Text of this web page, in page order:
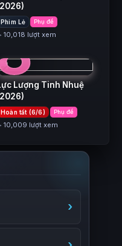
Phim Lẻ Phụ đề
10,018 lượt xem
Lượng Tinh Nhuệ
Hoàn tất (6/6) Phụ đề
10,009 lượt xem